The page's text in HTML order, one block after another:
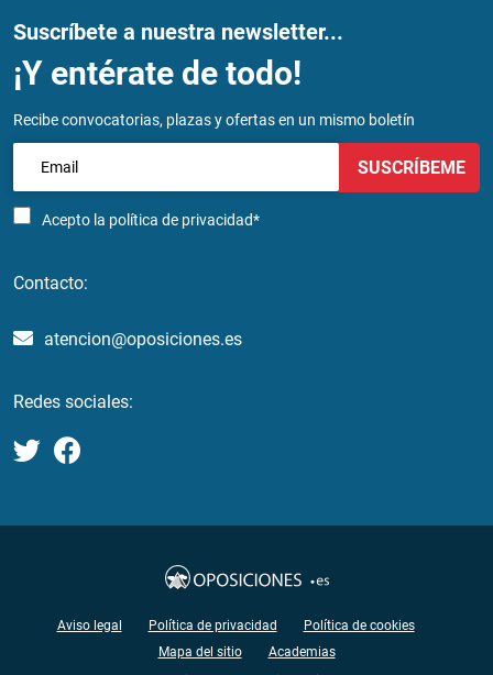
Suscríbete a nuestra newsletter...
¡Y entérate de todo!
Recibe convocatorias, plazas y ofertas en un mismo boletín
Acepto la política de privacidad*
SUSCRÍBEME
Contacto:
atencion@oposiciones.es
Redes sociales:
Aviso legal Política de privacidad
Política de cookies
Mapa del sitio
Academias